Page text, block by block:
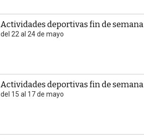
Actividades deportivas fin de semana
del 22 al 24 de mayo
Actividades deportivas fin de semana
del 15 al 17 de mayo